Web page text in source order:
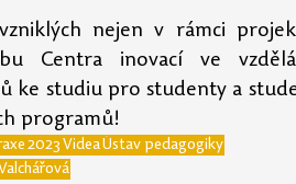
nejen v rámci
ke studiu pro studenty a
programů!
2023 VideaÚstav pedagogiky